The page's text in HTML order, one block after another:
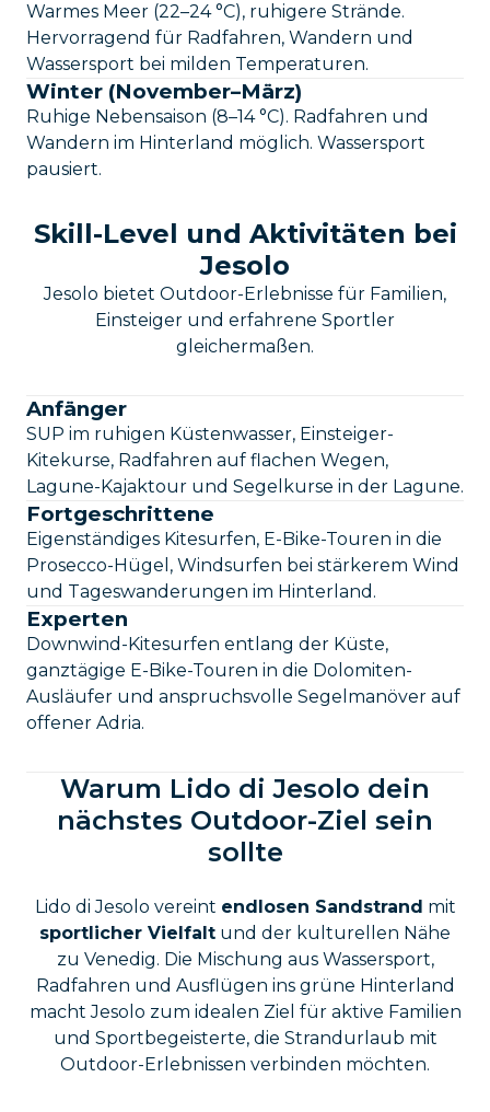
Warmes Meer (22–24 °C), ruhigere Strände.
Hervorragend für Radfahren, Wandern und
Wassersport bei milden Temperaturen.
Winter (November–März)
Ruhige Nebensaison (8–14 °C). Radfahren und
Wandern im Hinterland möglich. Wassersport
pausiert.
Skill-Level und Aktivitäten bei
Jesolo
Jesolo bietet Outdoor-Erlebnisse für Familien,
Einsteiger und erfahrene Sportler
gleichermaßen.
Anfänger
SUP im ruhigen Küstenwasser, Einsteiger-
Kitekurse, Radfahren auf flachen Wegen,
Lagune-Kajaktour und Segelkurse in der Lagune.
Fortgeschrittene
Eigenständiges Kitesurfen, E-Bike-Touren in die
Prosecco-Hügel, Windsurfen bei stärkerem Wind
und Tageswanderungen im Hinterland.
Experten
Downwind-Kitesurfen entlang der Küste,
ganztägige E-Bike-Touren in die Dolomiten-
Ausläufer und anspruchsvolle Segelmanöver auf
offener Adria.
Warum Lido di Jesolo dein
nächstes Outdoor-Ziel sein
sollte
Lido di Jesolo vereint endlosen Sandstrand mit
sportlicher Vielfalt und der kulturellen Nähe
zu Venedig. Die Mischung aus Wassersport,
Radfahren und Ausflügen ins grüne Hinterland
macht Jesolo zum idealen Ziel für aktive Familien
und Sportbegeisterte, die Strandurlaub mit
Outdoor-Erlebnissen verbinden möchten.